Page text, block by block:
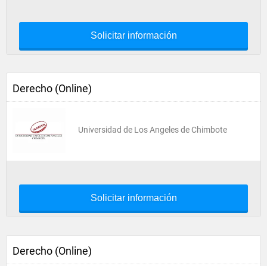
Solicitar información
Derecho (Online)
Universidad de Los Angeles de Chimbote
Solicitar información
Derecho (Online)